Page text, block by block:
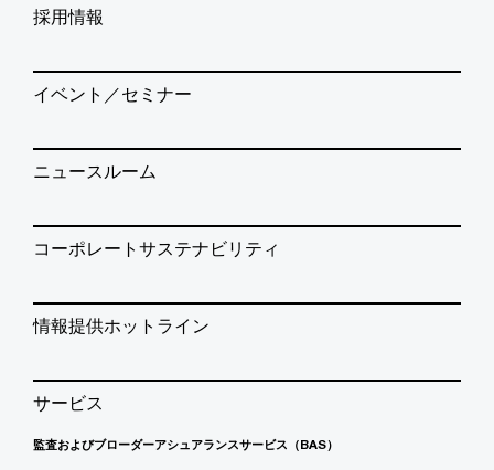
採用情報
イベント／セミナー
ニュースルーム
コーポレートサステナビリティ
情報提供ホットライン
サービス
監査およびブローダーアシュアランスサービス（BAS）